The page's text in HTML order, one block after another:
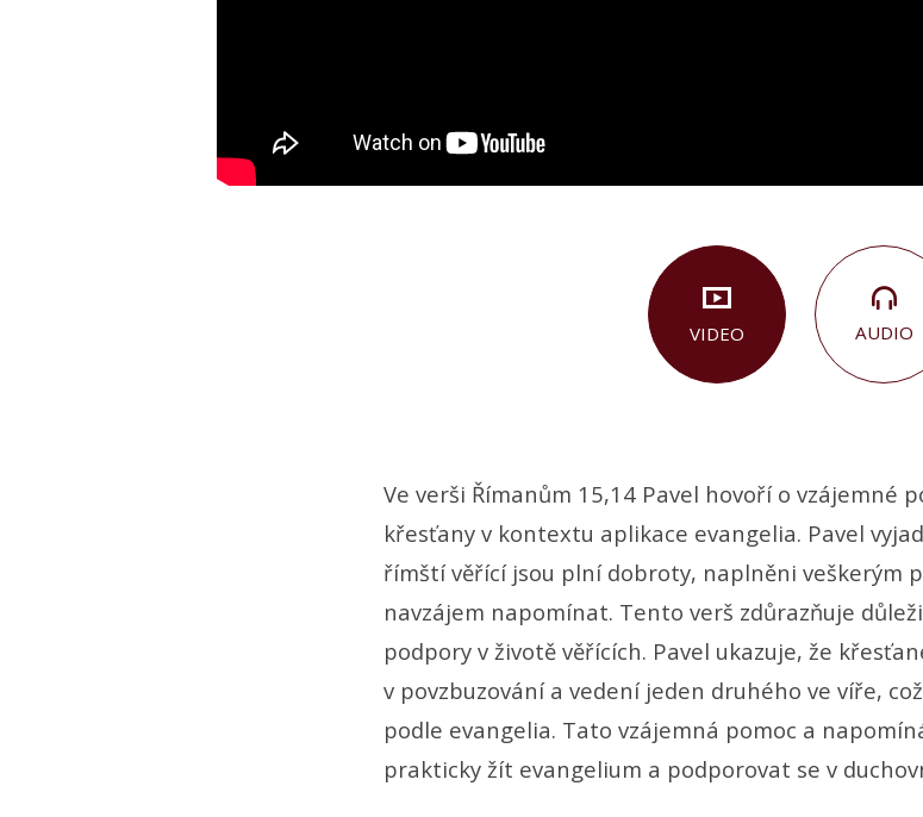
VIDEO AUDIO
Ve verši Římanům 15,14 Pavel hovoří o vzájemné
křesťany v kontextu aplikace evangelia. Pavel
římští věřící jsou plní dobroty, naplněni veškerým
navzájem napomínat. Tento verš zdůrazňuje
podpory v životě věřících. Pavel ukazuje, že
v povzbuzování a vedení jeden druhého ve víře,
podle evangelia. Tato vzájemná pomoc a
prakticky žít evangelium a podporovat se v